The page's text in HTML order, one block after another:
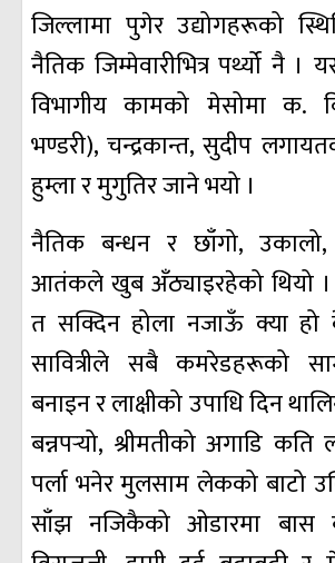
जिल्लामा पुगेर उद्योगहरूको
नैतिक जिम्मेवारीभित्र पर्थ्यो नै
विभागीय कामको मेसोमा क.
भण्डरी), चन्द्रकान्त, सुदीप
हुम्ला र मुगुतिर जाने भयो ।
नैतिक बन्धन र छाँगो,
आतंकले खुब अँठ्याइरहेको थियो
त सक्दिन होला नजाऊँ क्या
सावित्रीले सबै कमरेडहरूको
बनाइन र लाक्षीको उपाधि दिन
बन्नपर्‍यो, श्रीमतीको अगाडि
पर्ला भनेर मुलसाम लेकको बाटो
साँझ नजिकैको ओडारमा बास